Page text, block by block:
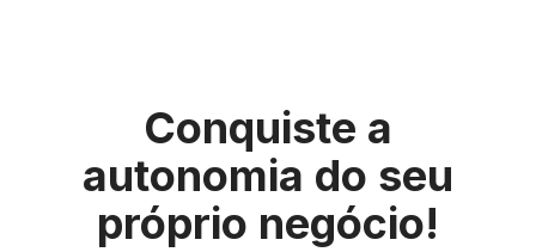
Conquiste a
autonomia do seu
próprio negócio!